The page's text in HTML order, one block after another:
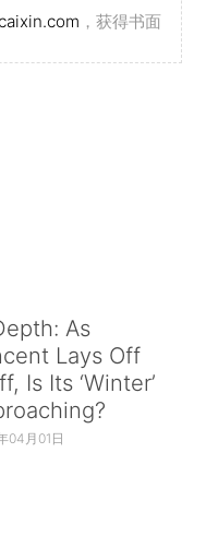
，获得书面
As
Lays Off
Is Its ‘Winter’
04月01日